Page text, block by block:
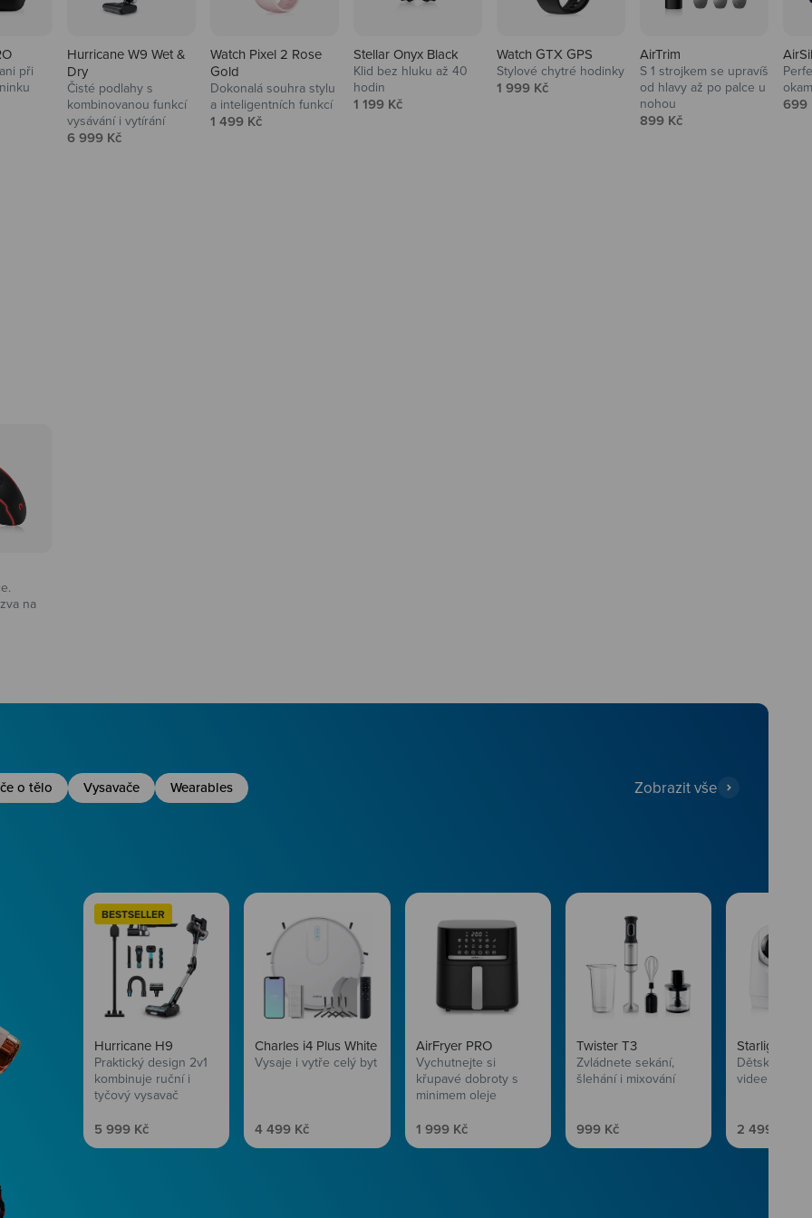
při
Hurricane W9 Wet &
Dry
Čisté podlahy s
kombinovanou funkcí
vysávání i vytírání
Prodejní cena
6 999 Kč
Watch Pixel 2 Rose
Gold
Dokonalá souhra stylu
a inteligentních funkcí
Prodejní cena
1 499 Kč
Stellar Onyx Black
Klid bez hluku až 40
hodin
Prodejní cena
1 199 Kč
Watch GTX GPS
Stylové chytré hodinky
Prodejní cena
1 999 Kč
AirTrim
S 1 strojkem se upravíš
od hlavy až po palce u
nohou
Prodejní cena
899 Kč
699
na
o tělo Vysavače Wearables Zobrazit vše
BESTSELLER
Hurricane H9
Praktický design 2v1
kombinuje ruční i
tyčový vysavač
Prodejní cena
5 999 Kč
Charles i4 Plus White
Vysaje i vytře celý byt
Prodejní cena
4 499 Kč
AirFryer PRO
Vychutnejte si
křupavé dobroty s
minimem oleje
Prodejní cena
1 999 Kč
Twister T3
Zvládnete sekání,
šlehání i mixování
Prodejní cena
999 Kč
Starlight SL5
Dětská
videem
Prodejní
2 499 Kč
Péče o vlasy